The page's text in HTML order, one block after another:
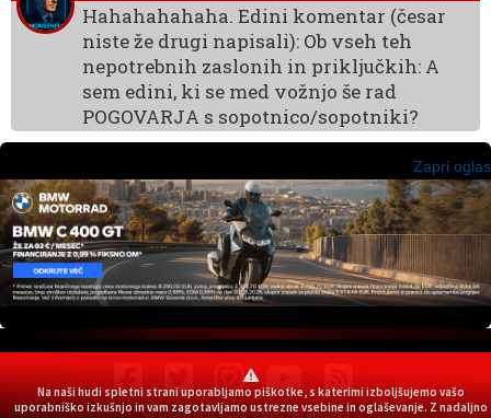
Na naši hudi spletni strani uporabljamo piškotke, s katerimi izboljšujemo vašo
uporabniško izkušnjo in vam zagotavljamo ustrezne vsebine in oglaševanje. Z nadaljno
Hahahahahaha. Edini komentar (česar
niste že drugi napisali): Ob vseh teh
nepotrebnih zaslonih in priključkih: A
sem edini, ki se med vožnjo še rad
POGOVARJA s sopotnico/sopotniki?
Zapri oglas
© Copyright 1999-2026 Avtomanija